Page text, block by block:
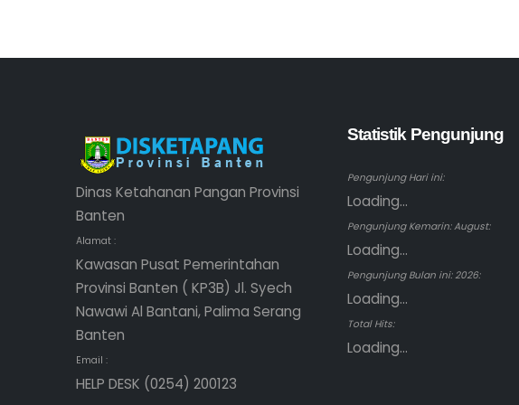
Dinas Ketahanan Pangan Provinsi
Banten
Alamat :
Kawasan Pusat Pemerintahan
Provinsi Banten ( KP3B) Jl. Syech
Nawawi Al Bantani, Palima Serang
Banten
Email :
HELP DESK (0254) 200123
Statistik Pengunjung
Pengunjung Hari ini:
Loading...
Pengunjung Kemarin: August:
Loading...
Pengunjung Bulan ini: 2026:
Loading...
Total Hits:
Loading...